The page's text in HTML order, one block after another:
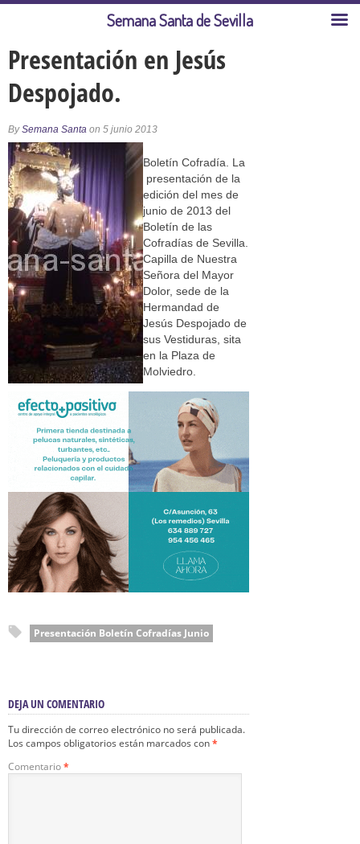
Presentación en Jesús
Despojado.
BySemana Santa on 5 junio 2013
Boletín Cofradía. La
presentación de la
edición del mes de
junio de 2013 del
Boletín de las
Cofradías de Sevilla.
Capilla de Nuestra
Señora del Mayor
Dolor, sede de la
Hermandad de
Jesús Despojado de
sus Vestiduras, sita
en la Plaza de
Molviedro.
Presentación Boletín Cofradías Junio
DEJA UN COMENTARIO
Tu dirección de correo electrónico no será publicada.
Los campos obligatorios están marcados con*
Comentario*
Semana Santa de Sevilla